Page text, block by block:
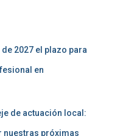
2027 el plazo para
en
de actuación local:
nuestras próximas